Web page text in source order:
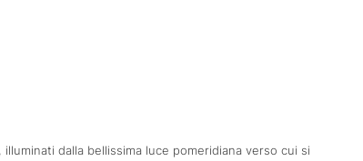
dalla bellissima luce pomeridiana verso cui si